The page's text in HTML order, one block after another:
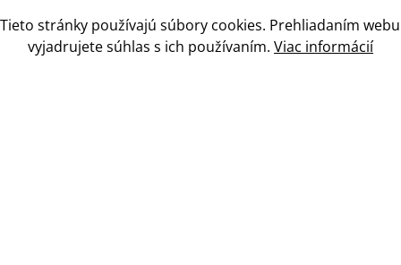
Tieto stránky používajú súbory cookies. Prehliadaním webu
vyjadrujete súhlas s ich používaním. Viac informácií